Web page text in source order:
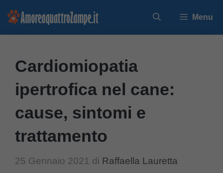
Vai
Menu
Cardiomiopatia
ipertrofica nel cane:
cause, sintomi e
trattamento
25 Gennaio 2021 di Raffaella Lauretta